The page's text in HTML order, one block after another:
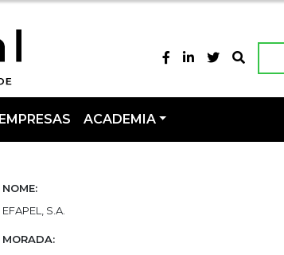
EMPRESAS ACADEMIA
NOME:
EFAPEL, S.A.
MORADA: